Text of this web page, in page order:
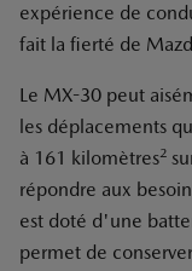
expérience de
fait la fierté de
Le MX-30 peut
les déplacements
à 161 kilomètres2
répondre aux
est doté d'une
permet de